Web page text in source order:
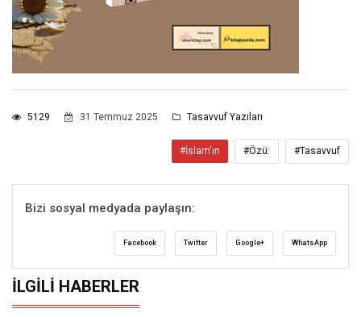
5129 31 Temmuz 2025 Tasavvuf Yazıları
#İslam'ın #Özü: #Tasavvuf
Bizi sosyal medyada paylaşın:
Facebook Twitter Google+ WhatsApp
İLGILI HABERLER